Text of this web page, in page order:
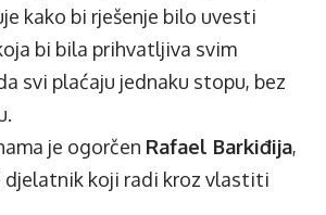
kako bi rješenje bilo uvesti
bi bila prihvatljiva svim
svi plaćaju jednaku stopu, bez
je ogorčen Rafael Barkiđija,
djelatnik koji radi kroz vlastiti